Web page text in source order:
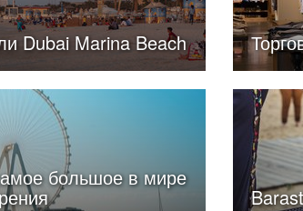
Dubai Marina Beach
большое в мире